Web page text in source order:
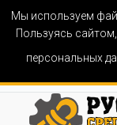
Мы используем
Пользуясь
персональных